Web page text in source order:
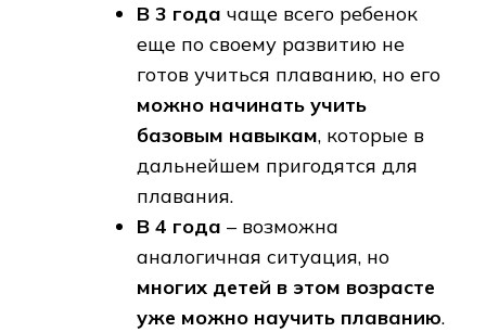
В 3 года чаще всего ребенок
еще по своему развитию не
готов учиться плаванию, но его
можно начинать учить
базовым навыкам, которые в
дальнейшем пригодятся для
плавания.
В 4 года – возможна
аналогичная ситуация, но
многих детей в этом возрасте
уже можно научить плаванию.